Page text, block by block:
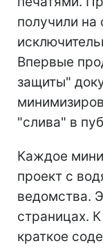
получили на
Впервые
защиты"
"слива" в
Каждое
проект с
ведомства.
страницах.
краткое